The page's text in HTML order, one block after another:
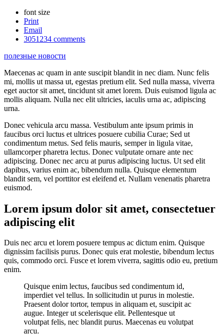
font size
Print
Email
3051234 comments
полезные новости
Maecenas ac quam in ante suscipit blandit in nec diam. Nunc felis
mi, mollis ut massa ut, egestas pretium elit. Sed nulla massa, viverra
eget auctor sit amet, tincidunt sit amet lorem. Duis euismod ligula ac
mollis aliquam. Nulla nec elit ultricies, iaculis urna ac, adipiscing
urna.
Donec vehicula arcu massa. Vestibulum ante ipsum primis in
faucibus orci luctus et ultrices posuere cubilia Curae; Sed ut
condimentum metus. Sed felis mauris, semper in ligula vitae,
ullamcorper pharetra lectus. Donec vulputate ornare ante nec
adipiscing. Donec nec arcu at purus adipiscing luctus. Ut sed elit
dapibus, varius enim ac, bibendum nulla. Quisque elementum
blandit sem, vel porttitor est eleifend et. Nullam venenatis pharetra
euismod.
Lorem ipsum dolor sit amet, consectetuer
adipiscing elit
Duis nec arcu et lorem posuere tempus ac dictum enim. Quisque
dignissim facilisis purus. Donec quis erat molestie, bibendum lectus
quis, commodo orci. Fusce et lorem viverra, sagittis odio eu, pretium
enim.
Quisque enim lectus, faucibus sed condimentum id,
imperdiet vel tellus. In sollicitudin ut purus in molestie.
Praesent dolor tortor, tempus in aliquam et, suscipit ac
augue. Integer ut scelerisque elit. Pellentesque ut
volutpat felis, nec blandit purus. Maecenas eu volutpat
arcu.